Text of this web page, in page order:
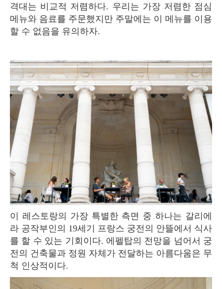
격대는 비교적 저렴하다. 우리는 가장 저렴한 점심
메뉴와 음료를 주문했지만 주말에는 이 메뉴를 이용
할 수 없음을 유의하자.
이 레스토랑의 가장 특별한 측면 중 하나는 갈리에
라 공작부인의 19세기 프랑스 궁전의 안뜰에서 식사
를 할 수 있는 기회이다. 에펠탑의 전망을 넘어서 궁
전의 건축물과 정원 자체가 전달하는 아름다움은 무
척 인상적이다.